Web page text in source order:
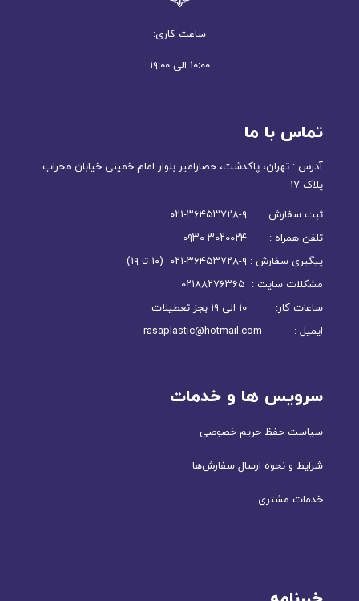
ساعت کاری:
۱۰:۰۰ الی ۱۹:۰۰
تماس با ما
آدرس : تهران، پاکدشت، حصارامیر بلوار امام خمینی خیابان محراب
پلاک ۱۷
ثبت سفارش: ۹-۳۶۴۵۳۷۲۸-۰۲۱
تلفن همراه : ۳۰۲۰۰۲۴-۰۹۳۰
پیگیری سفارش : ۹-۳۶۴۵۳۷۲۸-۰۲۱ (۱۰ تا ۱۹)
مشکلات سایت : ۰۲۱۸۸۲۷۶۳۶۵
ساعات کار: ۱۰ الی ۱۹ بجز تعطیلات
ایمیل : rasaplastic@hotmail.com
سرویس ها و خدمات
سیاست حفظ حریم خصوصی
شرایط و نحوه ارسال سفارش‌ها
خدمات مشتری